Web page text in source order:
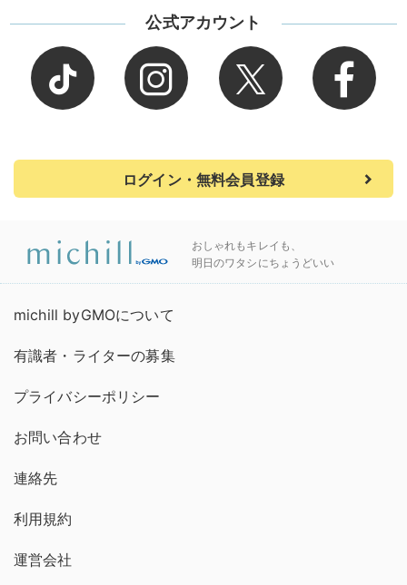
公式アカウント
ログイン・無料会員登録
おしゃれもキレイも、
明日のワタシにちょうどいい
michill byGMOについて
有識者・ライターの募集
プライバシーポリシー
お問い合わせ
連絡先
利用規約
運営会社